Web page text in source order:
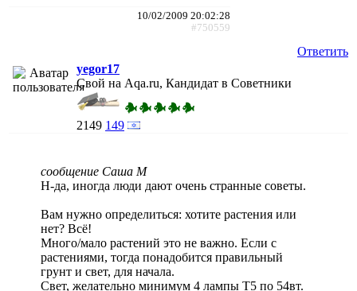
10/02/2009 20:02:28
#750559
Ответить
yegor17
Свой на Aqa.ru, Кандидат в Советники
2149 149
сообщение Саша М
Н-да, иногда люди дают очень странные советы.
Вам нужно определиться: хотите растения или
нет? Всё!
Много/мало растений это не важно. Если с
растениями, тогда понадобится правильный
грунт и свет, для начала.
Свет, желательно минимум 4 лампы Т5 по 54вт.